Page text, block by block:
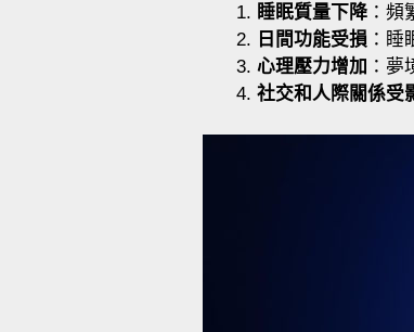
睡眠質量下降 ：
日間功能受損 ：
心理壓力增加 ：
社交和人際關係受